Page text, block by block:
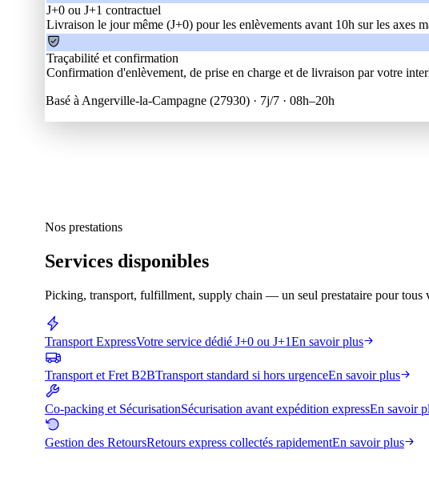
J+0 ou J+1 contractuel
Livraison le jour même (J+0) pour les enlèvements avant 10h sur les axes
Traçabilité et confirmation
Confirmation d'enlèvement, de prise en charge et de livraison par votre
Basé à Angerville-la-Campagne (27930) · 7j/7 · 08h–20h
Nos prestations
Services disponibles
Picking, transport, fulfillment, supply chain — un seul prestataire pour tous
Transport ExpressVotre service dédié J+0 ou J+1En savoir plus
Transport et Fret B2BTransport standard si hors urgenceEn savoir plus
Co-packing et SécurisationSécurisation avant expédition expressEn savoir
Gestion des RetoursRetours express collectés rapidementEn savoir plus